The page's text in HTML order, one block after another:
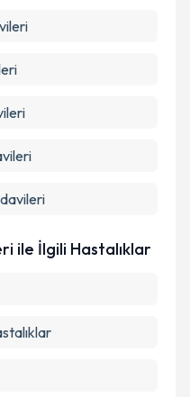
ile İlgili Hastalıklar